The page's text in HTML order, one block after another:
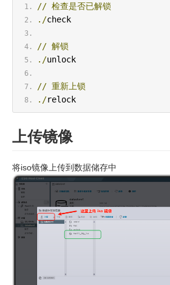
// 检查是否已解锁
./check
// 解锁
./unlock
// 重新上锁
./relock
上传镜像
将iso镜像上传到数据储存中